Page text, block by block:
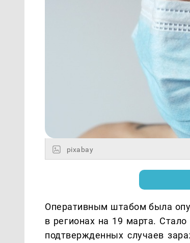
pixabay
Оперативным штабом была
в регионах на 19 марта.
подтвержденных случаев